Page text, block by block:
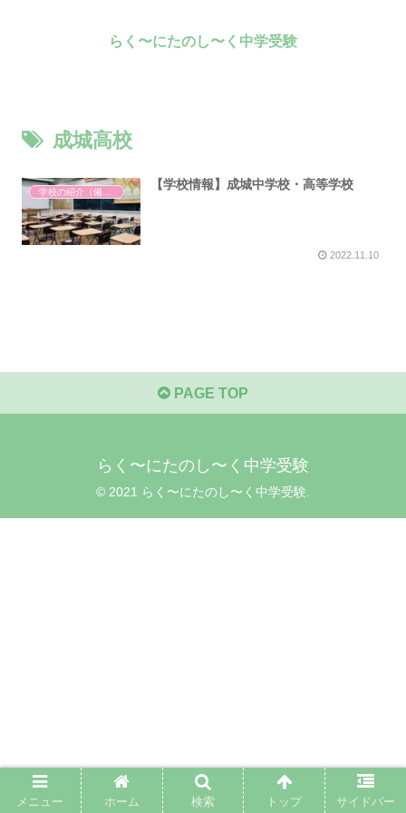
らく〜にたのし〜く中学受験
成城高校
【学校情報】成城中学校・高等学校
2022.11.10
PAGE TOP
らく〜にたのし〜く中学受験
© 2021 らく〜にたのし〜く中学受験.
メニュー ホーム 検索 トップ サイドバー